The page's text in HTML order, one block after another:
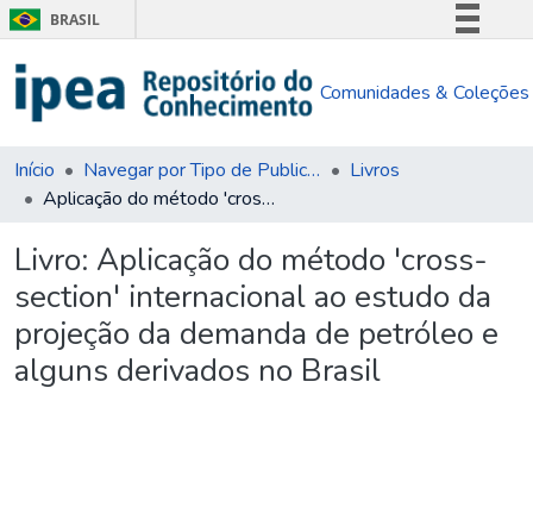
BRASIL
Comunica BR
Acesso à informação
Comunidades & Coleções
Início Navegar por Tipo de Publicação
Livros
Aplicação do método 'cross-section' internacional ao estudo da projeção da demanda de petróleo e alguns derivados no Brasil
Livro: Aplicação do método 'cross-
section' internacional ao estudo da
projeção da demanda de petróleo e
alguns derivados no Brasil